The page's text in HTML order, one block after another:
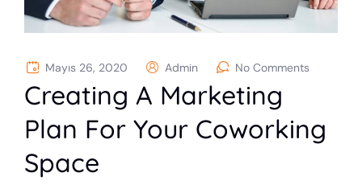
Mayıs 26, 2020 Admin No Comments
Creating A Marketing
Plan For Your Coworking
Space